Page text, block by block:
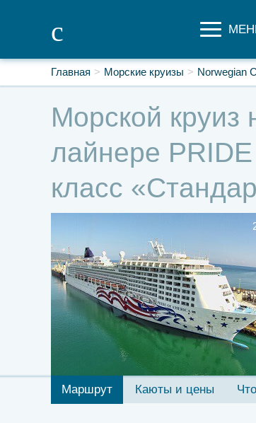
Главная Морские круизы Norwegian
Морской круиз
лайнере
класс
Маршрут Каюты и цены